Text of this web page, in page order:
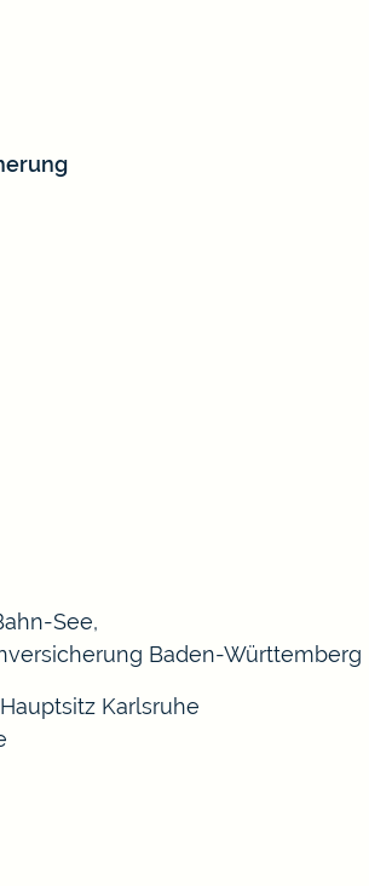
See,
Baden-Württemberg
Karlsruhe